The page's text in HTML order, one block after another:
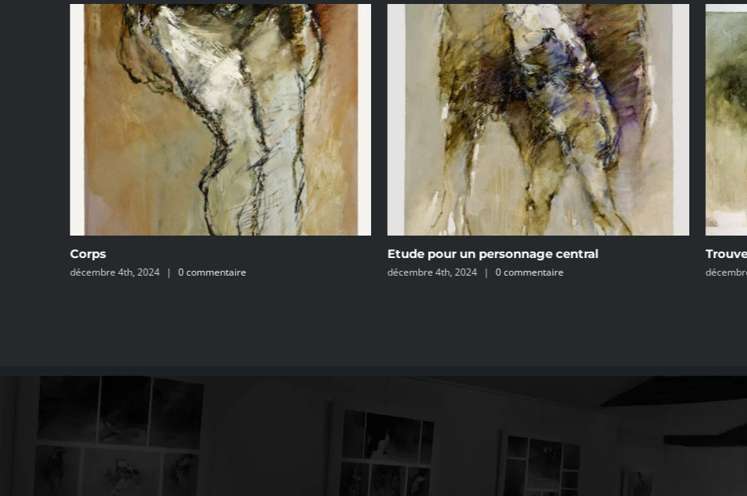
Corps
décembre 4th, 2024 | 0 commentaire
Etude pour un personnage central
décembre 4th, 2024 | 0 commentaire